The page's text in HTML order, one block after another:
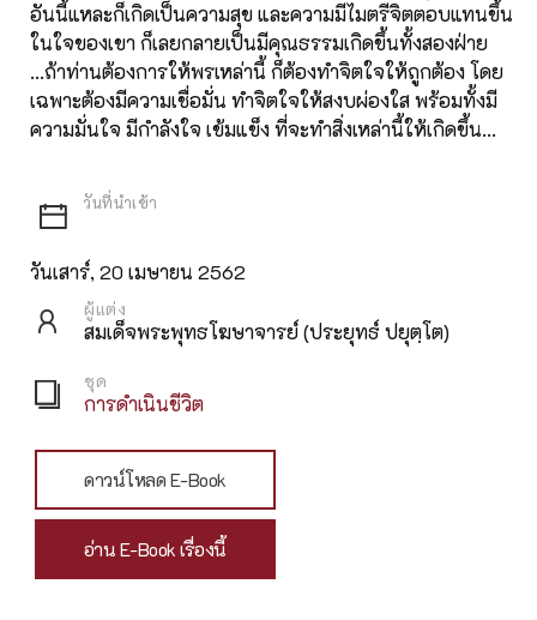
อันนี้แหละก็เกิดเป็นความสุข และความมีไมตรีจิตตอบแทนขึ้น
ในใจของเขา ก็เลยกลายเป็นมีคุณธรรมเกิดขึ้นทั้งสองฝ่าย
...ถ้าท่านต้องการให้พรเหล่านี้ ก็ต้องทำจิตใจให้ถูกต้อง โดย
เฉพาะต้องมีความเชื่อมั่น ทำจิตใจให้สงบผ่องใส พร้อมทั้งมี
ความมั่นใจ มีกำลังใจ เข้มแข็ง ที่จะทำสิ่งเหล่านี้ให้เกิดขึ้น...
วันเสาร์, 20 เมษายน 2562
ผู้แต่ง
สมเด็จพระพุทธโฆษาจารย์ (ประยุทธ์ ปยุตฺโต)
ชุด
การดำเนินชีวิต
ดาวน์โหลด E-Book
อ่าน E-Book เรื่องนี้